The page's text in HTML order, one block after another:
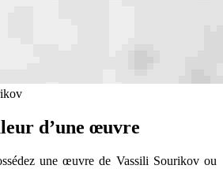
d’une œuvre
une œuvre de Vassili Sourikov ou